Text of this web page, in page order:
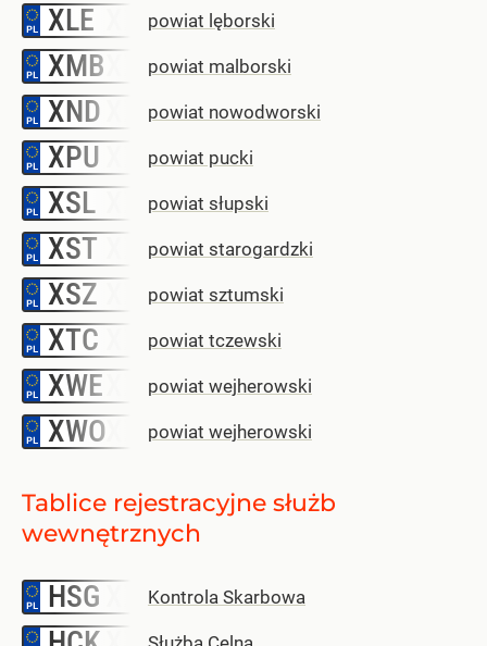
XLE powiat lęborski
XMB powiat malborski
XND powiat nowodworski
XPU powiat pucki
XSL powiat słupski
XST powiat starogardzki
XSZ powiat sztumski
XTC powiat tczewski
XWE powiat wejherowski
XWO powiat wejherowski
Tablice rejestracyjne służb
wewnętrznych
HSG Kontrola Skarbowa